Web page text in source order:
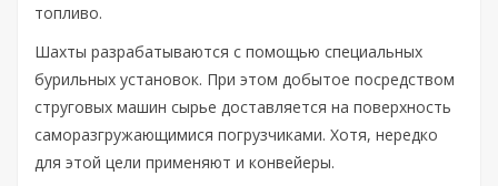
топливо.
Шахты разрабатываются с помощью специальных
бурильных установок. При этом добытое посредством
струговых машин сырье доставляется на поверхность
саморазгружающимися погрузчиками. Хотя, нередко
для этой цели применяют и конвейеры.